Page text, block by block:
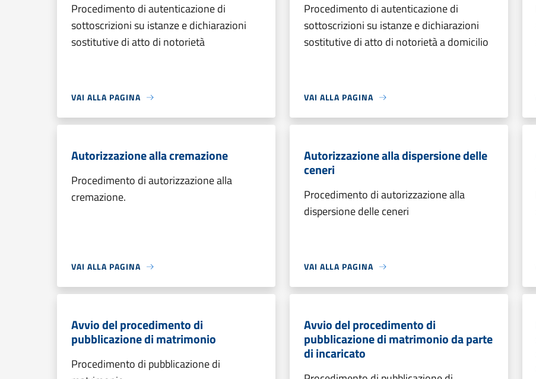
Procedimento di autenticazione di
sottoscrizioni su istanze e dichiarazioni
sostitutive di atto di notorietà
VAI ALLA PAGINA
Procedimento di autenticazione di
sottoscrizioni su istanze e dichiarazioni
sostitutive di atto di notorietà a domicilio
VAI ALLA PAGINA
Autorizzazione alla cremazione
Procedimento di autorizzazione alla
cremazione.
VAI ALLA PAGINA
Autorizzazione alla dispersione delle
ceneri
Procedimento di autorizzazione alla
dispersione delle ceneri
VAI ALLA PAGINA
Avvio del procedimento di
pubblicazione di matrimonio
Procedimento di pubblicazione di
Avvio del procedimento di
pubblicazione di matrimonio da parte
di incaricato